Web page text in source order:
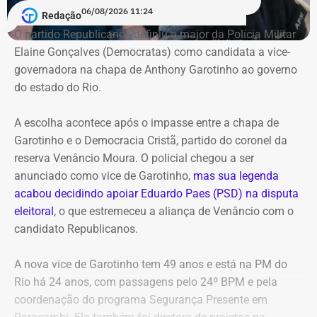
Pedido de investigação
Na representação enviada ao Ministério Público Federal,
Alana Passos solicita a abertura de um procedimento
para apurar a autoria e a materialidade das condutas
atribuídas a André Janones. A vereadora também pede
crime, sejam adotadas as medidas legais cabíveis,
incluindo o eventual oferecimento de denúncia.
Para embasar o pedido, a parlamentar anexou capturas
de tela da publicação e os links das postagens
divulgadas por Janones nas redes sociais.
Redação06/08/2026 11:24
O partido Republicanos definiu a major da Polícia Militar
Elaine Gonçalves (Democratas) como candidata a vice-
governadora na chapa de Anthony Garotinho ao governo
do estado do Rio.
A escolha acontece após o impasse entre a chapa de
Garotinho e o Democracia Cristã, partido do coronel da
reserva Venâncio Moura. O policial chegou a ser
anunciado como vice de Garotinho, mas sua legenda
acabou decidindo apoiar Eduardo Paes (PSD) na disputa
eleitoral , o que estremeceu a aliança de Venâncio com o
candidato Republicanos.
A nova vice de Garotinho tem 49 anos e está na PM do
Rio há 24 anos, com passagens pelo 24º BPM e pela
coordenação do programa Segurança Presente em